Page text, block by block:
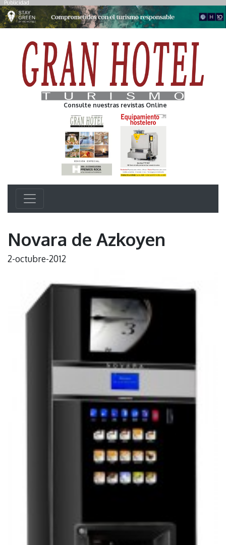
Publicidad
Consulte nuestras revistas Online
Novara de Azkoyen
2-octubre-2012